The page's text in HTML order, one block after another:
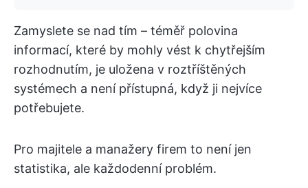
Zamyslete se nad tím – téměř polovina
informací, které by mohly vést k chytřejším
rozhodnutím, je uložena v roztříštěných
systémech a není přístupná, když ji nejvíce
potřebujete.
Pro majitele a manažery firem to není jen
statistika, ale každodenní problém.